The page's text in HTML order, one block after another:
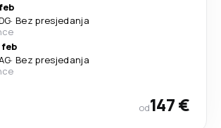
· Bez presjedanja
feb
· Bez presjedanja
od147 €